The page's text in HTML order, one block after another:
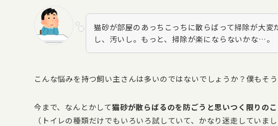
猫砂が部屋のあっちこっちに散らばって掃除が大
し、汚いし。もっと、掃除が楽にならないかな…。
こんな悩みを持つ飼い主さんは多いのではないでしょうか？僕もそう
今まで、なんとかして猫砂が散らばるのを防ごうと思いつく限りの
（トイレの種類だけでもいろいろ試していて、かなり迷走していま